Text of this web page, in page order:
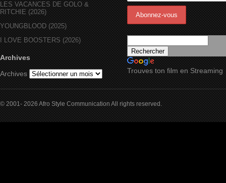
LES VACANCES DE GOLO &
RITCHIE (2026)
YOUNGBLOOD (2025)
I LOVE BOOSTERS (2026)
Archives
Archives
Trouves ton film en Streaming
© 2001- 2026 Afro Style Communication All rights reserved.